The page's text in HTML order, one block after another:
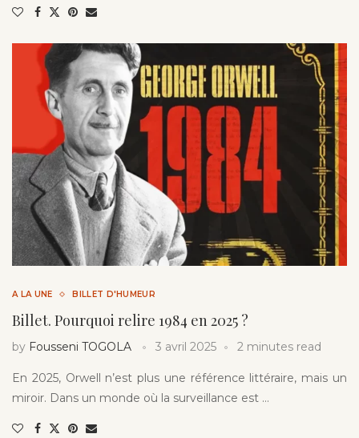
A LA UNE BILLET D'HUMEUR
Billet. Pourquoi relire 1984 en 2025 ?
by Fousseni TOGOLA 3 avril 2025 2 minutes read
En 2025, Orwell n’est plus une référence littéraire, mais un
miroir. Dans un monde où la surveillance est …